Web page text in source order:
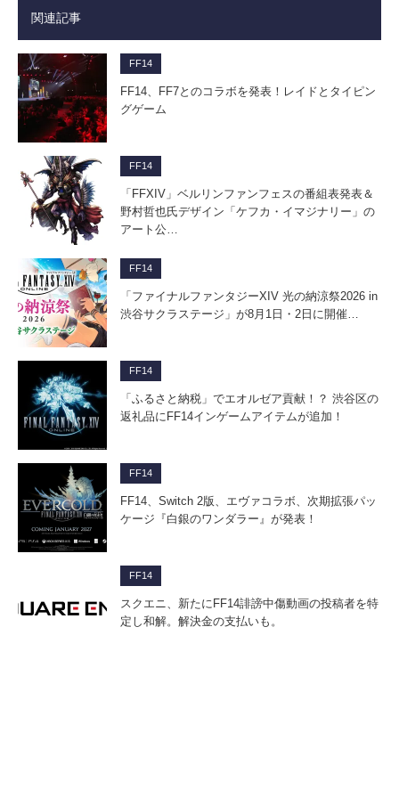
関連記事
FF14
FF14、FF7とのコラボを発表！レイドとタイピン
グゲーム
FF14
「FFXIV」ベルリンファンフェスの番組表発表＆
野村哲也氏デザイン「ケフカ・イマジナリー」の
アート公…
FF14
「ファイナルファンタジーXIV 光の納涼祭2026 in
渋谷サクラステージ」が8月1日・2日に開催…
FF14
「ふるさと納税」でエオルゼア貢献！？ 渋谷区の
返礼品にFF14インゲームアイテムが追加！
FF14
FF14、Switch 2版、エヴァコラボ、次期拡張パッ
ケージ『白銀のワンダラー』が発表！
FF14
スクエニ、新たにFF14誹謗中傷動画の投稿者を特
定し和解。解決金の支払いも。